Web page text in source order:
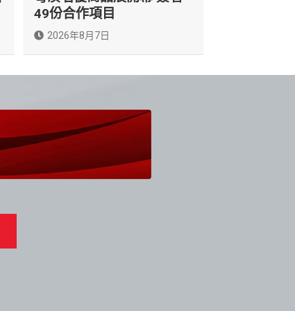
49份合作項目
2026年8月7日